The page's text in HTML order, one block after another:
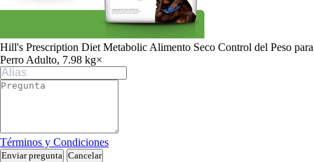
Hill's Prescription Diet Metabolic Alimento Seco Control del Peso para
Perro Adulto, 7.98 kg×
Términos y Condiciones
Enviar pregunta Cancelar